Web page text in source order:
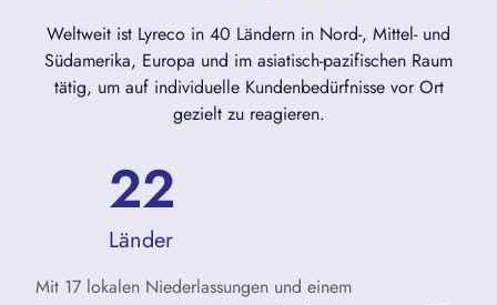
Weltweit ist Lyreco in 40 Ländern in Nord-, Mittel- und
Südamerika, Europa und im asiatisch-pazifischen Raum
tätig, um auf individuelle Kundenbedürfnisse vor Ort
gezielt zu reagieren.
25
Länder
Mit 17 lokalen Niederlassungen und einem